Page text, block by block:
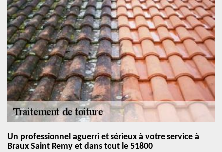
Un professionnel aguerri et sérieux à votre service à
Braux Saint Remy et dans tout le 51800